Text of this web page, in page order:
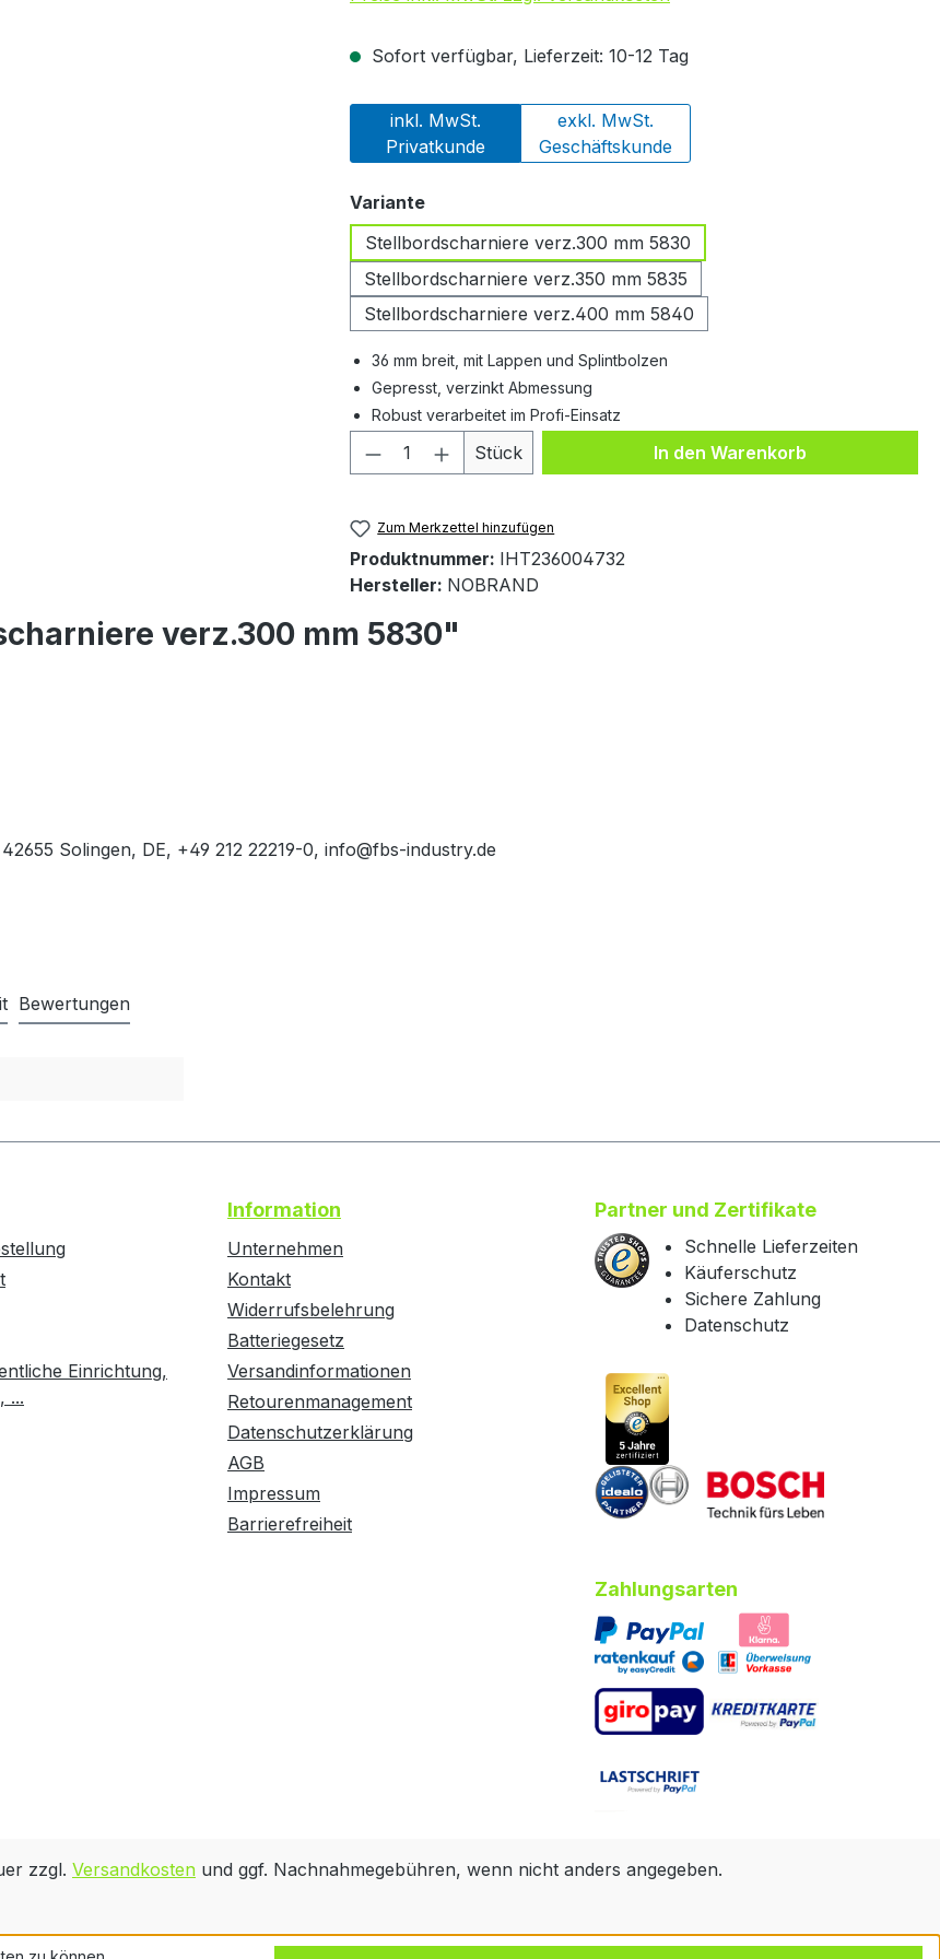
Sofort verfügbar, Lieferzeit: 10-12 Tag
inkl. MwSt.
Privatkunde
exkl. MwSt.
Geschäftskunde
Varianteauswählen
Stellbordscharniere verz.300 mm 5830
Stellbordscharniere verz.350 mm 5835
Stellbordscharniere verz.400 mm 5840
36 mm breit, mit Lappen und Splintbolzen
Gepresst, verzinkt Abmessung
Robust verarbeitet im Profi-Einsatz
Produkt Anzahl: Gib den gewünschten Wert
Stück In den Warenkorb
Zum Merkzettel hinzufügen
Produktnummer: IHT236004732
Hersteller: NOBRAND
verz.300 mm 5830"
Solingen, DE, +49 212 22219-0, info@fbs-industry.de
Bewertungen
Einrichtung,
...
Information
Unternehmen
Kontakt
Widerrufsbelehrung
Batteriegesetz
Versandinformationen
Retourenmanagement
Datenschutzerklärung
AGB
Impressum
Barrierefreiheit
Partner und Zertifikate
Schnelle Lieferzeiten
Käuferschutz
Sichere Zahlung
Datenschutz
Zahlungsarten
zzgl. Versandkosten und ggf. Nachnahmegebühren, wenn nicht anders angegeben.